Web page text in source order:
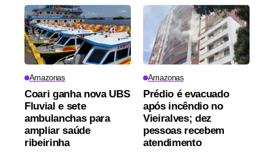
Amazonas
Coari ganha nova UBS
Fluvial e sete
ambulanchas para
ampliar saúde
ribeirinha
Amazonas
Prédio é evacuado
após incêndio no
Vieiralves; dez
pessoas recebem
atendimento